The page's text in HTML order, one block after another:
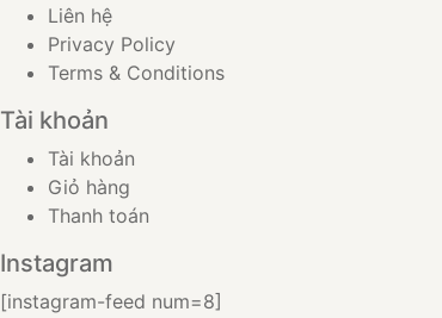
Liên hệ
Privacy Policy
Terms & Conditions
Tài khoản
Tài khoản
Giỏ hàng
Thanh toán
Instagram
[instagram-feed num=8]